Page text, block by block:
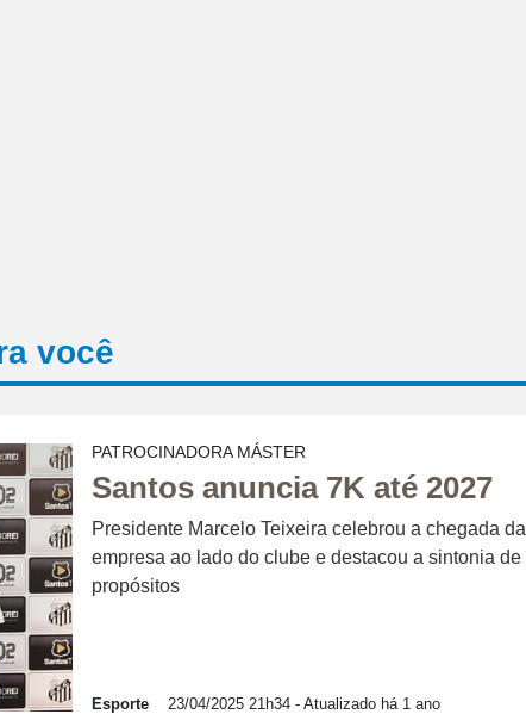
você
PATROCINADORA MÁSTER
Santos anuncia 7K até 2027
Presidente Marcelo Teixeira celebrou a chegada da
empresa ao lado do clube e destacou a sintonia de
propósitos
Esporte 23/04/2025 21h34 - Atualizado há 1 ano